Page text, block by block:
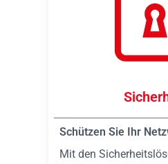
Schützen Sie Ihr
Mit den